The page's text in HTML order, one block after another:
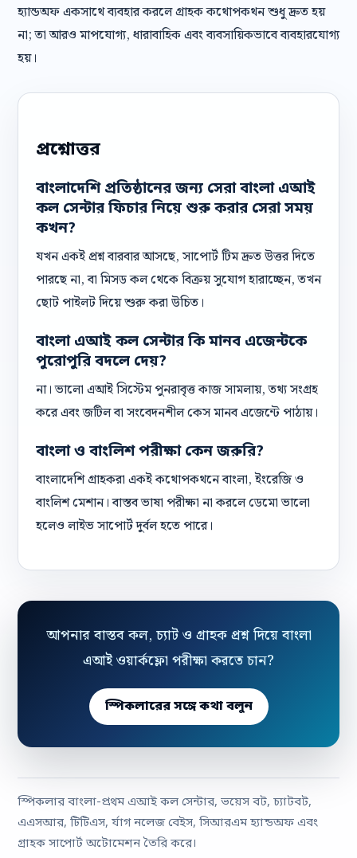
হ্যান্ডঅফ একসাথে ব্যবহার করলে গ্রাহক কথোপকথন শুধু দ্রুত হয়
না; তা আরও মাপযোগ্য, ধারাবাহিক এবং ব্যবসায়িকভাবে ব্যবহারযোগ্য
হয়।
প্রশ্নোত্তর
বাংলাদেশি প্রতিষ্ঠানের জন্য সেরা বাংলা এআই
কল সেন্টার ফিচার নিয়ে শুরু করার সেরা সময়
কখন?
যখন একই প্রশ্ন বারবার আসছে, সাপোর্ট টিম দ্রুত উত্তর দিতে
পারছে না, বা মিসড কল থেকে বিক্রয় সুযোগ হারাচ্ছেন, তখন
ছোট পাইলট দিয়ে শুরু করা উচিত।
বাংলা এআই কল সেন্টার কি মানব এজেন্টকে
পুরোপুরি বদলে দেয়?
না। ভালো এআই সিস্টেম পুনরাবৃত্ত কাজ সামলায়, তথ্য সংগ্রহ
করে এবং জটিল বা সংবেদনশীল কেস মানব এজেন্টে পাঠায়।
বাংলা ও বাংলিশ পরীক্ষা কেন জরুরি?
বাংলাদেশি গ্রাহকরা একই কথোপকথনে বাংলা, ইংরেজি ও
বাংলিশ মেশান। বাস্তব ভাষা পরীক্ষা না করলে ডেমো ভালো
হলেও লাইভ সাপোর্ট দুর্বল হতে পারে।
আপনার বাস্তব কল, চ্যাট ও গ্রাহক প্রশ্ন দিয়ে বাংলা
এআই ওয়ার্কফ্লো পরীক্ষা করতে চান?
স্পিকলারের সঙ্গে কথা বলুন
স্পিকলার বাংলা-প্রথম এআই কল সেন্টার, ভয়েস বট, চ্যাটবট,
এএসআর, টিটিএস, র্যাগ নলেজ বেইস, সিআরএম হ্যান্ডঅফ এবং
গ্রাহক সাপোর্ট অটোমেশন তৈরি করে।